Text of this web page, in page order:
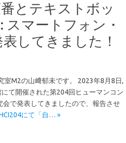
とテキストボッ
マートフォン・
してきました！
室M2の山﨑郁未です。 2023年8月8日,
て開催された第204回ヒューマンコン
で発表してきましたので、報告させ
にて「自… »